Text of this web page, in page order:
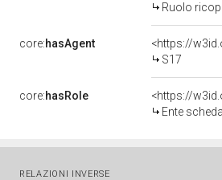
Ruolo
core:hasAgent
<https://
S17
core:hasRole
<https://
Ente
RELAZIONI INVERSE